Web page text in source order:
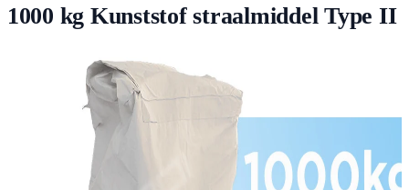
1000 kg Kunststof straalmiddel Type II